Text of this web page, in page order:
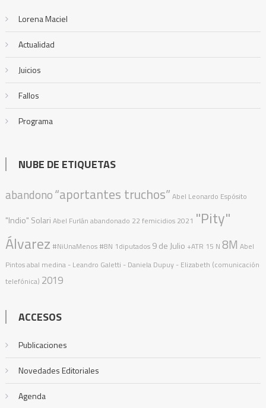
Lorena Maciel
Actualidad
Juicios
Fallos
Programa
NUBE DE ETIQUETAS
abandono“aportantes truchos” Abel Leonardo Espósito
"Indio" Solari Abel Furlán abandonado 22 femicidios 2021 "Pity"
Álvarez #NiUnaMenos #8N 1diputados 9 de Julio +ATR 15 N 8M Abel
Pintosabal medina - Leandro Galetti - Daniela Dupuy - Elizabeth (comunicación
telefónica) 2019
ACCESOS
Publicaciones
Novedades Editoriales
Agenda